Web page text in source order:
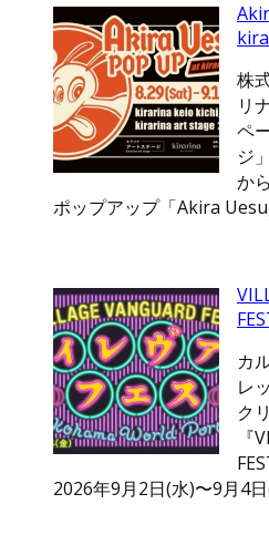
株
リ
ペ
ジ
か
ポップアップ「Akira
カ
レ
ク
『
2026年9月2日(水)〜9月4